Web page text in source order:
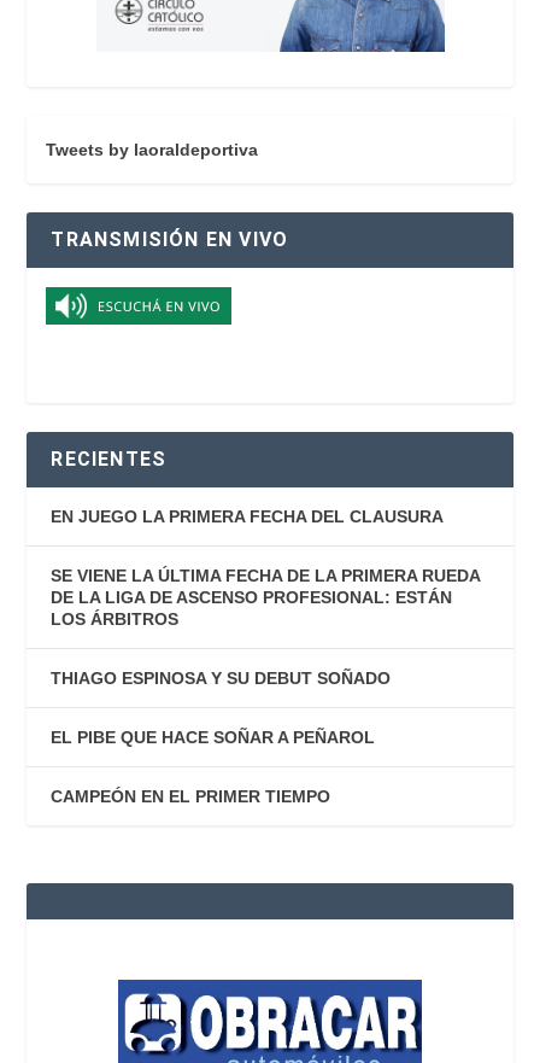
Tweets by laoraldeportiva
TRANSMISIÓN EN VIVO
RECIENTES
EN JUEGO LA PRIMERA FECHA DEL CLAUSURA
SE VIENE LA ÚLTIMA FECHA DE LA PRIMERA RUEDA
DE LA LIGA DE ASCENSO PROFESIONAL: ESTÁN
LOS ÁRBITROS
THIAGO ESPINOSA Y SU DEBUT SOÑADO
EL PIBE QUE HACE SOÑAR A PEÑAROL
CAMPEÓN EN EL PRIMER TIEMPO